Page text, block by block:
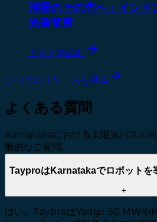
清掃のその先へ：インド
光発電所
ガイドを読む
すべてのリソースを見る
よくある質問
Karnatakaにおける太陽光パネル
般的なご質問。
TayproはKarnatakaでロボットを
+
はい。TayproはYadgir 50 MWや